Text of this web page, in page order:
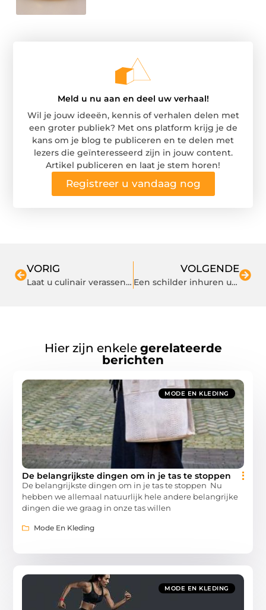
Meld u nu aan en deel uw verhaal!
Wil je jouw ideeën, kennis of verhalen delen met
een groter publiek? Met ons platform krijg je de
kans om je blog te publiceren en te delen met
lezers die geïnteresseerd zijn in jouw content.
Artikel publiceren en laat je stem horen!
Registreer u vandaag nog
VORIG
Laat u culinair verassen in het restaurant in Putten
VOLGENDE
Een schilder inhuren uit Enschede
Hier zijn enkele gerelateerde
berichten
MODE EN KLEDING
De belangrijkste dingen om in je tas te stoppen
De belangrijkste dingen om in je tas te stoppen Nu
hebben we allemaal natuurlijk hele andere belangrijke
dingen die we graag in onze tas willen
Mode En Kleding
MODE EN KLEDING